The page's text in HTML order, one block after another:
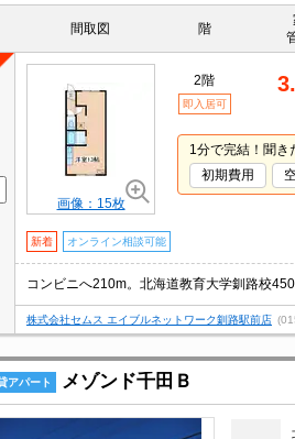
間取図 階
画像：15枚
2階
即入居可
1分で完結！聞き
初期費用
新着 オンライン相談可能
コンビニへ210m。北海道教育大学釧路校
株式会社セムス エイブルネットワーク釧路駅前店
アパート メゾンド千田Ｂ